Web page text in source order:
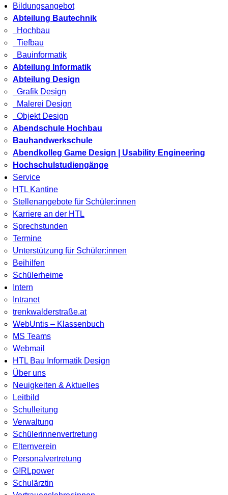
Bildungsangebot
Abteilung Bautechnik
Hochbau
Tiefbau
Bauinformatik
Abteilung Informatik
Abteilung Design
Grafik Design
Malerei Design
Objekt Design
Abendschule Hochbau
Bauhandwerkschule
Abendkolleg Game Design | Usability Engineering
Hochschulstudiengänge
Service
HTL Kantine
Stellenangebote für Schüler:innen
Karriere an der HTL
Sprechstunden
Termine
Unterstützung für Schüler:innen
Beihilfen
Schülerheime
Intern
Intranet
trenkwalderstraße.at
WebUntis – Klassenbuch
MS Teams
Webmail
HTL Bau Informatik Design
Über uns
Neuigkeiten & Aktuelles
Leitbild
Schulleitung
Verwaltung
Schülerinnenvertretung
Elternverein
Personalvertretung
G!RLpower
Schulärztin